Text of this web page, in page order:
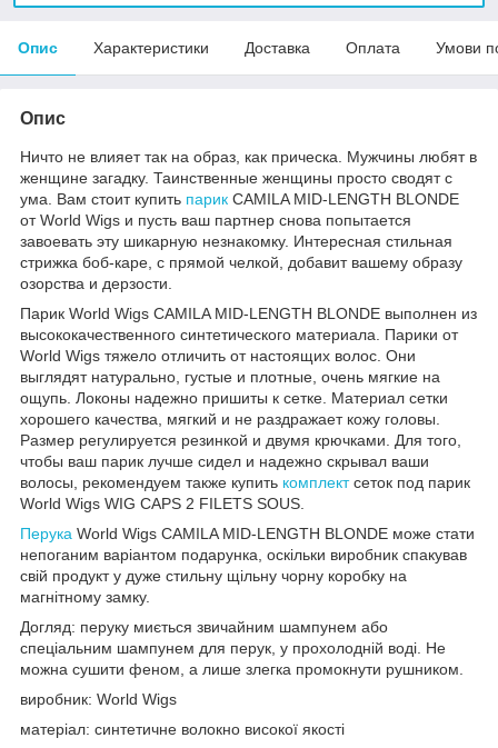
Опис Характеристики Доставка Оплата Умови
Опис
Ничто не влияет так на образ, как прическа. Мужчины любят в
женщине загадку. Таинственные женщины просто сводят с
ума. Вам стоит купить парик CAMILA MID-LENGTH BLONDE
от World Wigs и пусть ваш партнер снова попытается
завоевать эту шикарную незнакомку. Интересная стильная
стрижка боб-каре, с прямой челкой, добавит вашему образу
озорства и дерзости.
Парик World Wigs CAMILA MID-LENGTH BLONDE выполнен из
высококачественного синтетического материала. Парики от
World Wigs тяжело отличить от настоящих волос. Они
выглядят натурально, густые и плотные, очень мягкие на
ощупь. Локоны надежно пришиты к сетке. Материал сетки
хорошего качества, мягкий и не раздражает кожу головы.
Размер регулируется резинкой и двумя крючками. Для того,
чтобы ваш парик лучше сидел и надежно скрывал ваши
волосы, рекомендуем также купить комплектсеток под парик
World Wigs WIG CAPS 2 FILETS SOUS.
Перука World Wigs CAMILA MID-LENGTH BLONDE може стати
непоганим варіантом подарунка, оскільки виробник спакував
свій продукт у дуже стильну щільну чорну коробку на
магнітному замку.
Догляд: перуку миється звичайним шампунем або
спеціальним шампунем для перук, у прохолодній воді. Не
можна сушити феном, а лише злегка промокнути рушником.
виробник: World Wigs
матеріал: синтетичне волокно високої якості